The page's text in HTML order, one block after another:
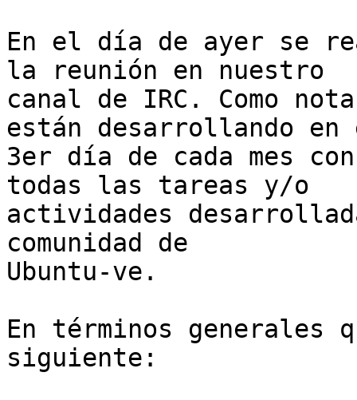
En el día de ayer se
la reunión en nuestro
canal de IRC. Como
están desarrollando en
3er día de cada mes
todas las tareas y/o
actividades
comunidad de
Ubuntu-ve.
En términos generales
siguiente: